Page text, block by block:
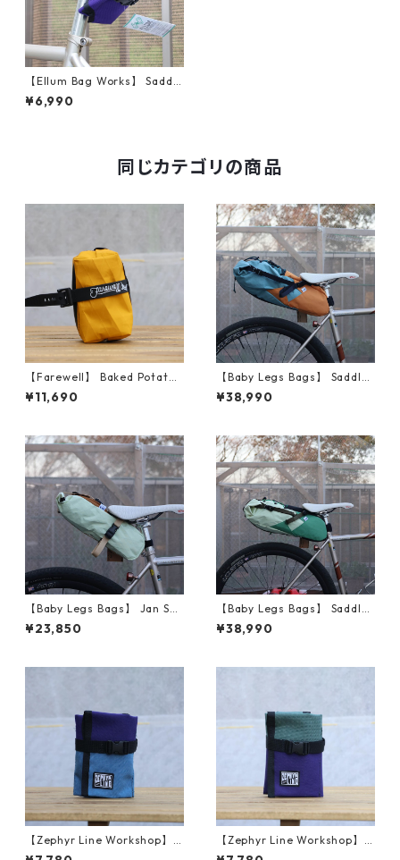
【Ellum Bag Works】 Saddle
Roll (Purple)
¥6,990
同じカテゴリの商品
【Farewell】 Baked Potato™
（Goldenrod RX30）
¥11,690
【Baby Legs Bags】 Saddle
Bag (Blue/Orange)
¥38,990
【Baby Legs Bags】 Jan Sm
all Saddle (White/Brown)
¥23,850
【Baby Legs Bags】 Saddle
Bag (White/Green)
¥38,990
【Zephyr Line Workshop】 T
ool Roll (Blue/Purple)
【Zephyr Line Workshop】 T
ool Roll (Purple/Gray)